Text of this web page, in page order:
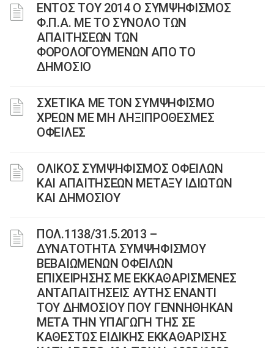
ΕΝΤΟΣ ΤΟΥ 2014 Ο ΣΥΜΨΗΦΙΣΜΟΣ
Φ.Π.Α. ΜΕ ΤΟ ΣΥΝΟΛΟ ΤΩΝ
ΑΠΑΙΤΗΣΕΩΝ ΤΩΝ
ΦΟΡΟΛΟΓΟΥΜΕΝΩΝ ΑΠΟ ΤΟ
ΔΗΜΟΣΙΟ
ΣΧΕΤΙΚΑ ΜΕ ΤΟΝ ΣΥΜΨΗΦΙΣΜΟ
ΧΡΕΩΝ ΜΕ ΜΗ ΛΗΞΙΠΡΟΘΕΣΜΕΣ
ΟΦΕΙΛΕΣ
ΟΛΙΚΟΣ ΣΥΜΨΗΦΙΣΜΟΣ ΟΦΕΙΛΩΝ
ΚΑΙ ΑΠΑΙΤΗΣΕΩΝ ΜΕΤΑΞΥ ΙΔΙΩΤΩΝ
ΚΑΙ ΔΗΜΟΣΙΟΥ
ΠΟΛ.1138/31.5.2013 –
ΔΥΝΑΤΟΤΗΤΑ ΣΥΜΨΗΦΙΣΜΟΥ
ΒΕΒΑΙΩΜΕΝΩΝ ΟΦΕΙΛΩΝ
ΕΠΙΧΕΙΡΗΣΗΣ ΜΕ ΕΚΚΑΘΑΡΙΣΜΕΝΕΣ
ΑΝΤΑΠΑΙΤΗΣΕΙΣ ΑΥΤΗΣ ΕΝΑΝΤΙ
ΤΟΥ ΔΗΜΟΣΙΟΥ ΠΟΥ ΓΕΝΝΗΘΗΚΑΝ
ΜΕΤΑ ΤΗΝ ΥΠΑΓΩΓΗ ΤΗΣ ΣΕ
ΚΑΘΕΣΤΩΣ ΕΙΔΙΚΗΣ ΕΚΚΑΘΑΡΙΣΗΣ